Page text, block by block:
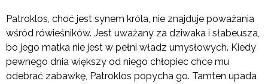
Patroklos, choć jest synem króla, nie znajduje poważania
wśród rówieśników. Jest uważany za dziwaka i słabeusza,
bo jego matka nie jest w pełni władz umysłowych. Kiedy
pewnego dnia większy od niego chłopiec chce mu
odebrać zabawkę, Patroklos popycha go. Tamten upada